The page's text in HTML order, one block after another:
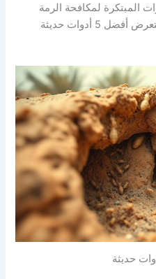
المبتكرة لمكافحة الرمة
بكفاءة عالية. في هذا المقال، نستعرض أفضل 5 أدوات حديثة